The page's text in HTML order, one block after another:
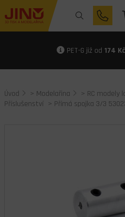
PET-G již od 174
Úvod > Modelařina > RC modely
Příslušenství > Přímá spojka 3/3